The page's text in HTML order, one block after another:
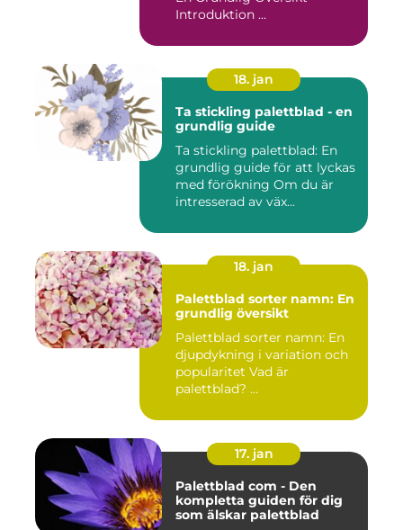
Introduktion ...
18. jan
Ta stickling palettblad - en
grundlig guide
Ta stickling palettblad: En
grundlig guide för att lyckas
med förökning Om du är
intresserad av väx...
18. jan
Palettblad sorter namn: En
grundlig översikt
Palettblad sorter namn: En
djupdykning i variation och
popularitet Vad är
palettblad? ...
17. jan
Palettblad com - Den
kompletta guiden för dig
som älskar palettblad